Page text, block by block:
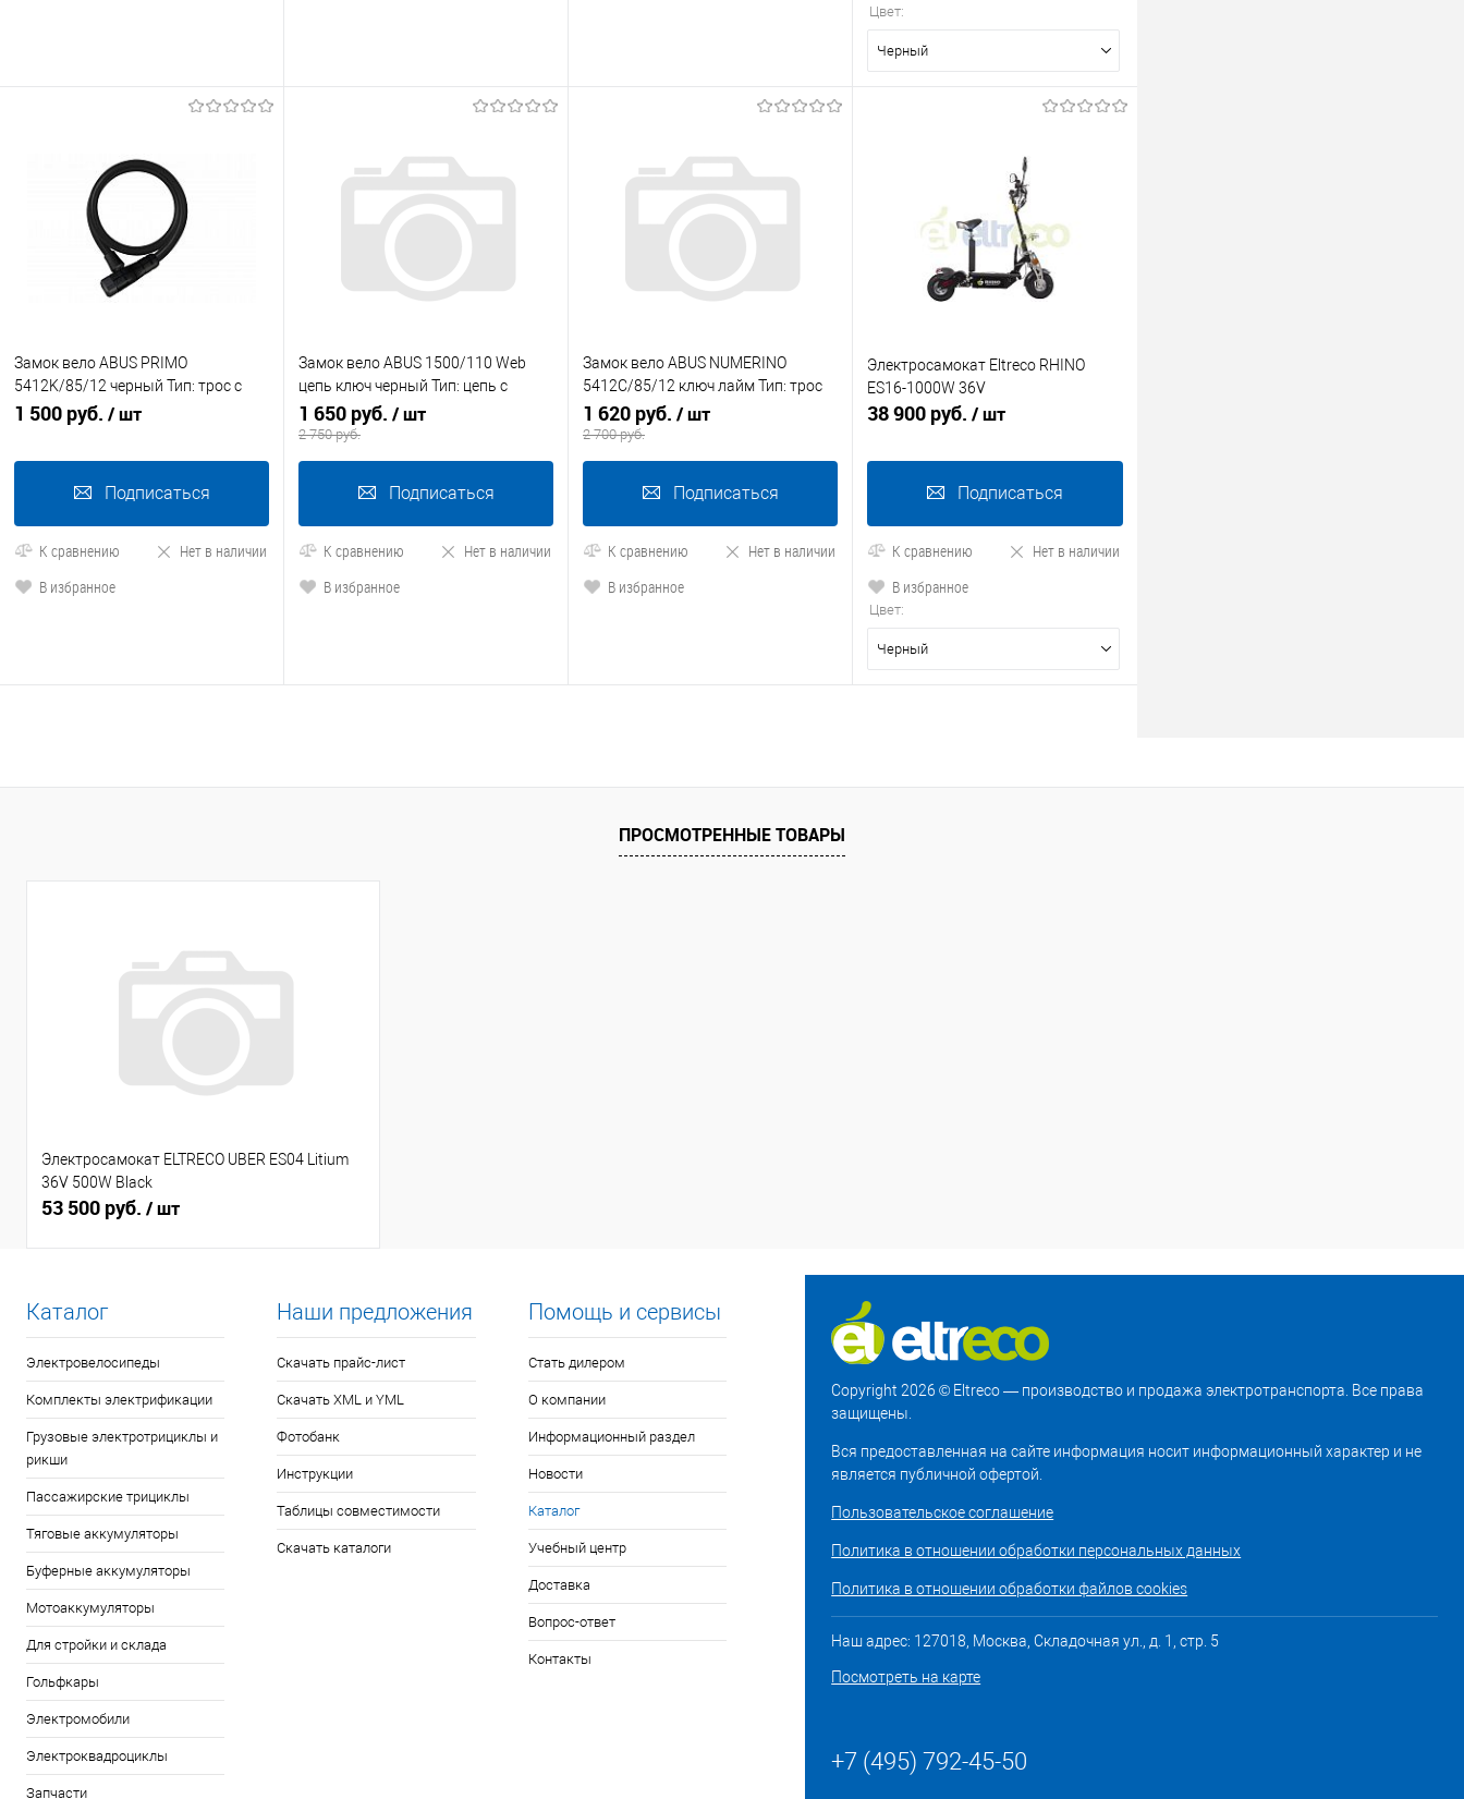
Цвет:
Черный
Замок вело ABUS PRIMO
5412K/85/12 черный Тип: трос с
ключом Уровень защиты: 3/15
1 500 руб. / шт
Подписаться
К сравнению
Нет в наличии
В избранное
Замок вело ABUS 1500/110 Web
цепь ключ черный Тип: цепь с
ключом Длина: 110см Уровень
защиты: 3/15
1 650 руб. / шт
2 750 руб.
Подписаться
К сравнению
Нет в наличии
В избранное
Замок вело ABUS NUMERINO
5412C/85/12 ключ лайм Тип: трос
Уровень защиты: 3/15
1 620 руб. / шт
2 700 руб.
Подписаться
К сравнению
Нет в наличии
В избранное
Электросамокат Eltreco RHINO
ES16-1000W 36V
38 900 руб. / шт
Подписаться
К сравнению
Нет в наличии
В избранное
Цвет:
Черный
ПРОСМОТРЕННЫЕ ТОВАРЫ
Электросамокат ELTRECO UBER ES04 Litium
36V 500W Black
53 500 руб. / шт
Каталог
Электровелосипеды
Комплекты электрификации
Грузовые электротрициклы и
рикши
Пассажирские трициклы
Тяговые аккумуляторы
Буферные аккумуляторы
Мотоаккумуляторы
Для стройки и склада
Гольфкары
Электромобили
Электроквадроциклы
Запчасти
Наши предложения
Скачать прайс-лист
Скачать XML и YML
Фотобанк
Инструкции
Таблицы совместимости
Скачать каталоги
Помощь и сервисы
Стать дилером
О компании
Информационный раздел
Новости
Каталог
Учебный центр
Доставка
Вопрос-ответ
Контакты
Copyright 2026 © Eltreco — производство и продажа электротранспорта. Все права
защищены.
Вся предоставленная на сайте информация носит информационный характер и не
является публичной офертой.
Пользовательское соглашение
Политика в отношении обработки персональных данных
Политика в отношении обработки файлов cookies
Наш адрес: 127018, Москва, Складочная ул., д. 1, стр. 5
Посмотреть на карте
+7 (495) 792-45-50